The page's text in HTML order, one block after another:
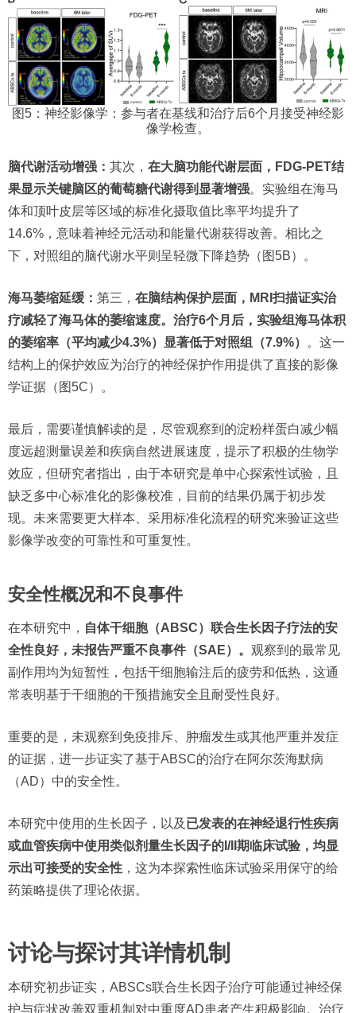
图5：神经影像学：参与者在基线和治疗后6个月接受神经影
像学检查。
脑代谢活动增强： 其次， 在大脑功能代谢层面，FDG-PET结
果显示关键脑区的葡萄糖代谢得到显著增强。实验组在海马
体和顶叶皮层等区域的标准化摄取值比率平均提升了
14.6%，意味着神经元活动和能量代谢获得改善。相比之
下，对照组的脑代谢水平则呈轻微下降趋势（图5B）。
海马萎缩延缓： 第三， 在脑结构保护层面，MRI扫描证实治
疗减轻了海马体的萎缩速度。治疗6个月后，实验组海马体积
的萎缩率（平均减少4.3%）显著低于对照组（7.9%）
。这一
结构上的保护效应为治疗的神经保护作用提供了直接的影像
学证据（图5C）。
最后，需要谨慎解读的是，尽管观察到的淀粉样蛋白减少幅
度远超测量误差和疾病自然进展速度，提示了积极的生物学
效应，但研究者指出，由于本研究是单中心探索性试验，且
缺乏多中心标准化的影像校准，目前的结果仍属于初步发
现。未来需要更大样本、采用标准化流程的研究来验证这些
影像学改变的可靠性和可重复性。
安全性概况和不良事件
在本研究中， 自体干细胞（ABSC）联合生长因子疗法的安
全性良好，未报告严重不良事件（SAE）。 观察到的最常见
副作用均为短暂性，包括干细胞输注后的疲劳和低热，这通
常表明基于干细胞的干预措施安全且耐受性良好。
重要的是，未观察到免疫排斥、肿瘤发生或其他严重并发症
的证据，进一步证实了基于ABSC的治疗在阿尔茨海默病
（AD）中的安全性。
本研究中使用的生长因子，以及 已发表的在神经退行性疾病
或血管疾病中使用类似剂量生长因子的I/II期临床试验，均显
示出可接受的安全性 ，这为本探索性临床试验采用保守的给
药策略提供了理论依据。
讨论与探讨其详情机制
本研究初步证实，ABSCs联合生长因子治疗可能通过神经保
护与症状改善双重机制对中重度AD患者产生积极影响。治疗